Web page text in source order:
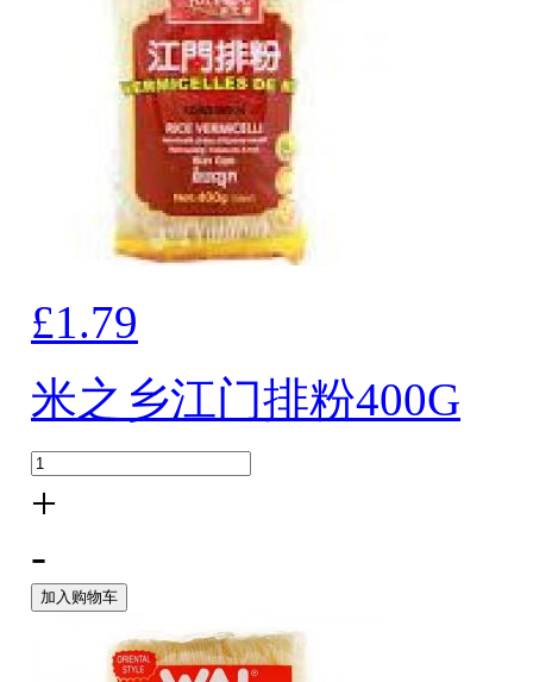
£1.79
米之乡江门排粉400G
+
-
加入购物车